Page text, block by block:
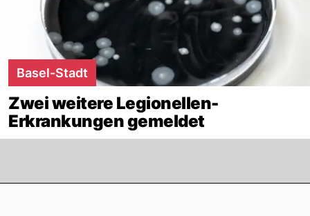
Basel-Stadt
Zwei weitere Legionellen-
Erkrankungen gemeldet